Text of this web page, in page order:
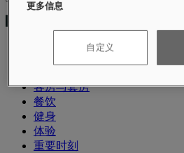
客房与套房
餐饮
健身
体验
重要时刻
更多信息
自定义